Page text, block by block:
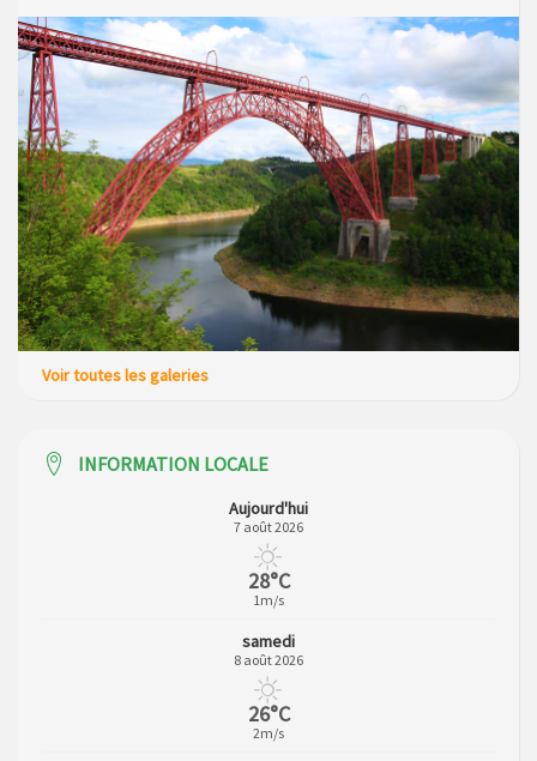
Voir toutes les galeries
INFORMATION LOCALE
Aujourd'hui
7 août 2026
28°C
1m/s
samedi
8 août 2026
26°C
2m/s